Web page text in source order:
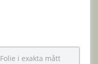
Folie i exakta mått